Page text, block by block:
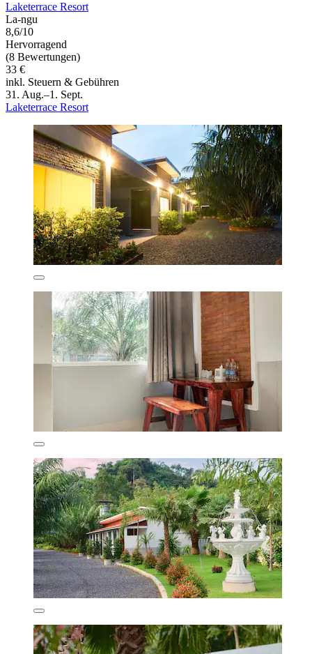
Laketerrace Resort
La-ngu
8,6/10
Hervorragend
(8 Bewertungen)
33 €
inkl. Steuern & Gebühren
31. Aug.–1. Sept.
Laketerrace Resort